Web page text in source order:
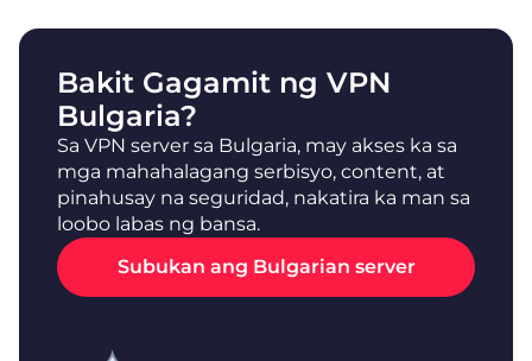
Bakit Gagamit ng VPN
Bulgaria?
Sa VPN server sa Bulgaria, may akses ka sa
mga mahahalagang serbisyo, content, at
pinahusay na seguridad, nakatira ka man sa
loobo labas ng bansa.
Subukan ang Bulgarian server